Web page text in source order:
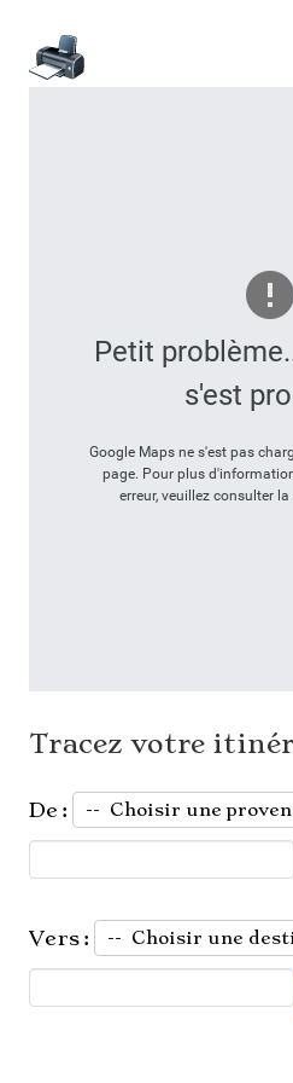
Petit
s'est
Google Maps ne s'est pas
page. Pour plus
erreur, veuillez consulter
Tracez votre
De :
Vers :